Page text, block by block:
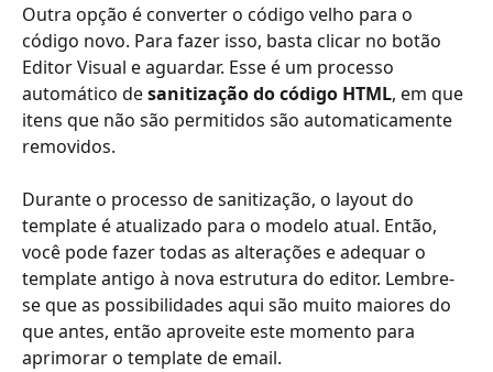
Outra opção é converter o código velho para o
código novo. Para fazer isso, basta clicar no botão
Editor Visual e aguardar. Esse é um processo
automático de sanitização do código HTML, em que
itens que não são permitidos são automaticamente
removidos.
Durante o processo de sanitização, o layout do
template é atualizado para o modelo atual. Então,
você pode fazer todas as alterações e adequar o
template antigo à nova estrutura do editor. Lembre-
se que as possibilidades aqui são muito maiores do
que antes, então aproveite este momento para
aprimorar o template de email.